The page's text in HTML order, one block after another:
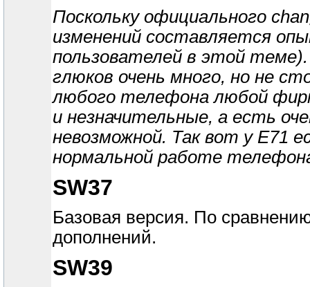
Поскольку официального
изменений составляется
пользователей в этой
глюков очень много, но не
любого телефона любой
и незначительные, а есть
невозможной. Так вот у Е71
нормальной работе
SW37
Базовая версия. По
дополнений.
SW39